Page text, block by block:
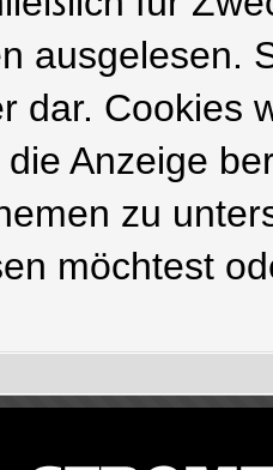
ausgelesen.
dar. Cookies
Anzeige
zu
möchtest